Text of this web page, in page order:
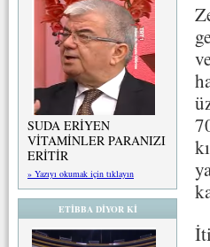
SUDA ERİYEN
VİTAMİNLER PARANIZI
ERİTİR
» Yazıyı okumak için tıklayın
ETİBBA DİYOR Kİ